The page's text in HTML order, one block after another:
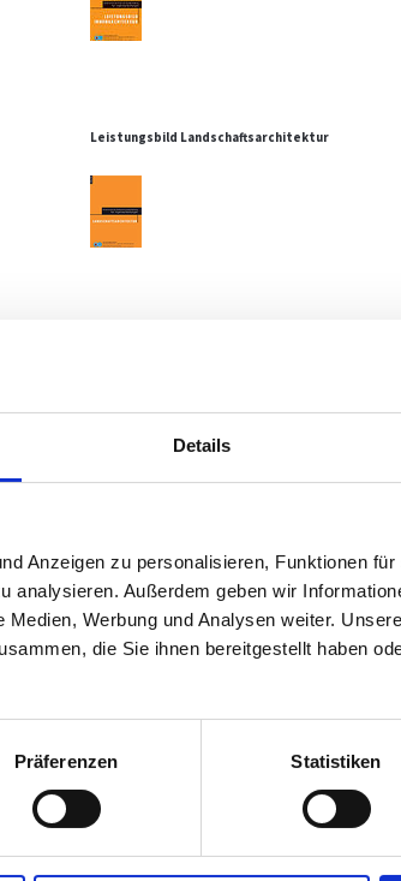
Details
Anzeigen zu personalisieren, Funktionen
analysieren. Außerdem geben wir
Werbung und Analysen weiter.
die Sie ihnen bereitgestellt haben
Präferenzen Statistiken
Leistungsbild Landschaftsarchitektur
Leistungsbild Technische Ausrüstung